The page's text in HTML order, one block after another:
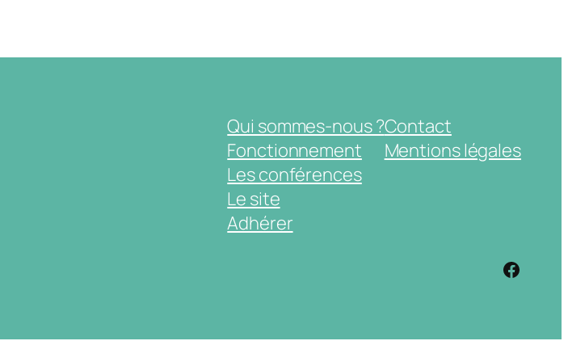
Qui sommes-nous ?
Fonctionnement
Les conférences
Le site
Adhérer
Contact
Mentions légales